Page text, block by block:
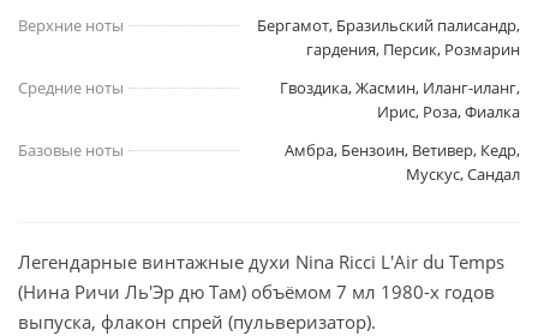
Верхние ноты
Бергамот, Бразильский палисандр,
гардения, Персик, Розмарин
Средние ноты
Гвоздика, Жасмин, Иланг-иланг,
Ирис, Роза, Фиалка
Базовые ноты
Амбра, Бензоин, Ветивер, Кедр,
Мускус, Сандал
Легендарные винтажные духи Nina Ricci L'Air du Temps
(Нина Ричи Ль'Эр дю Там) объёмом 7 мл 1980-х годов
выпуска, флакон спрей (пульверизатор).